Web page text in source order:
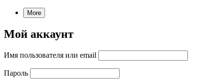
More
Мой аккаунт
Имя пользователя или email
Пароль